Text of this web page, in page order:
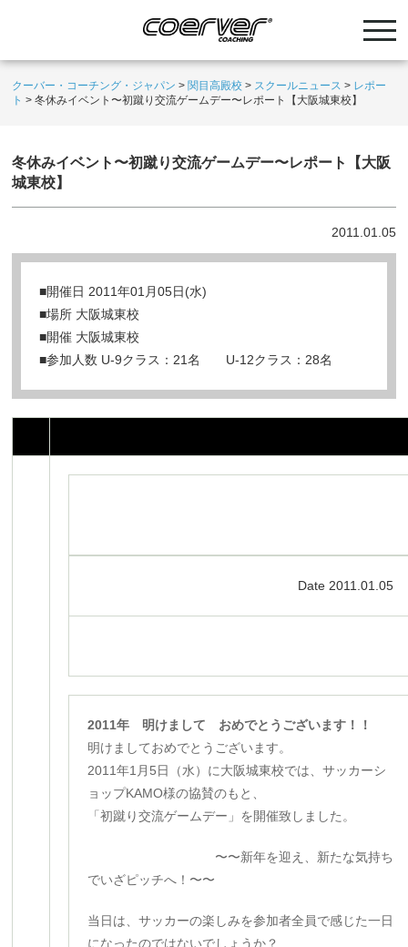
クーバー・コーチング・ジャパン > 関目高殿校 > スクールニュース > レポー
ト >冬休みイベント〜初蹴り交流ゲームデー〜レポート【大阪城東校】
冬休みイベント〜初蹴り交流ゲームデー〜レポート【大阪
城東校】
2011.01.05
■開催日 2011年01月05日(水)
■場所 大阪城東校
■開催 大阪城東校
■参加人数 U-9クラス：21名 U-12クラス：28名
Date 2011.01.05
2011年 明けまして おめでとうございます！！
明けましておめでとうございます。
2011年1月5日（水）に大阪城東校では、サッカーシ
ョップKAMO様の協賛のもと、
「初蹴り交流ゲームデー」を開催致しました。
〜〜新年を迎え、新たな気持ち
でいざピッチへ！〜〜
当日は、サッカーの楽しみを参加者全員で感じた一日
になったのではないでしょうか？